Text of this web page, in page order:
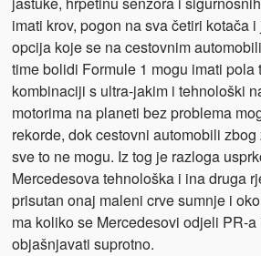
imati krov, pogon na sva četiri kotača
opcija koje se na cestovnim
time bolidi Formule 1 mogu imati pola
kombinaciji s ultra-jakim i tehnološki
motorima na planeti bez problema
rekorde, dok cestovni automobili
sve to ne mogu. Iz tog je razloga
Mercedesova tehnološka i ina druga
prisutan onaj maleni crve sumnje i
ma koliko se Mercedesovi odjeli PR-
objašnjavati suprotno.